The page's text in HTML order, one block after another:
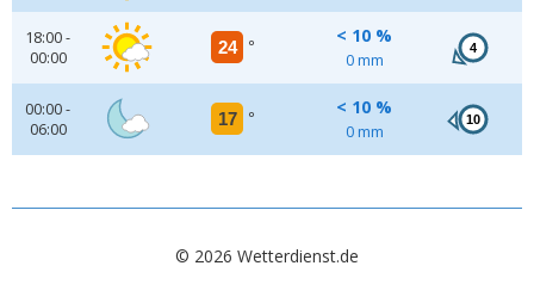
18:00 -
00:00
24 °
< 10 %
0 mm
4
00:00 -
06:00
17 °
< 10 %
0 mm
10
© 2026 Wetterdienst.de